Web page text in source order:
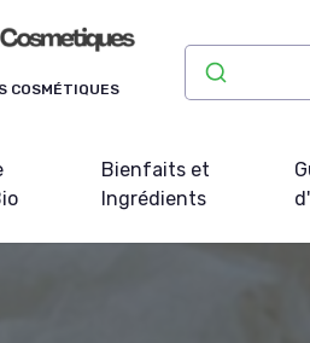
COSMÉTIQUES
Bienfaits et
Ingrédients